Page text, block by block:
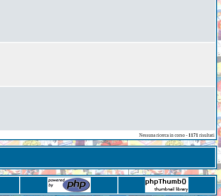
Nessuna ricerca in corso - 1171 risultati